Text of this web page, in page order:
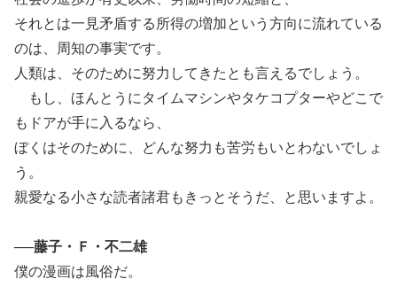
それとは一見矛盾する所得の増加という方向に流れている
のは、周知の事実です。
人類は、そのために努力してきたとも言えるでしょう。
もし、ほんとうにタイムマシンやタケコプターやどこで
もドアが手に入るなら、
ぼくはそのために、どんな努力も苦労もいとわないでしょ
う。
親愛なる小さな読者諸君もきっとそうだ、と思いますよ。
──藤子・Ｆ・不二雄
僕の漫画は風俗だ。